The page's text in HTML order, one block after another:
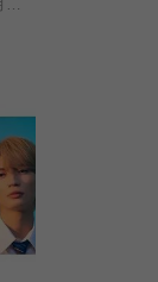
森迫永依/前田公辉/桃月梨子/武田航平/岛崎遥香/滨田麻里/高岛礼子/